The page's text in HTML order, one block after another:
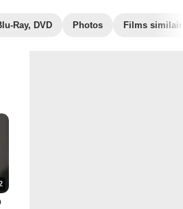
Ray, DVD Photos Films